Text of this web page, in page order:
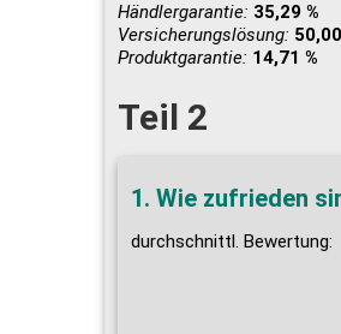
Händlergarantie: 35,29 %
Versicherungslösung:
Produktgarantie: 14,71 %
Teil 2
1. Wie zufrieden
durchschnittl. Bewertung: